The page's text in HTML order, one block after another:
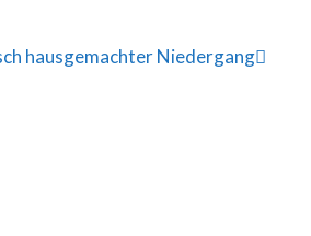
hausgemachter Niedergang